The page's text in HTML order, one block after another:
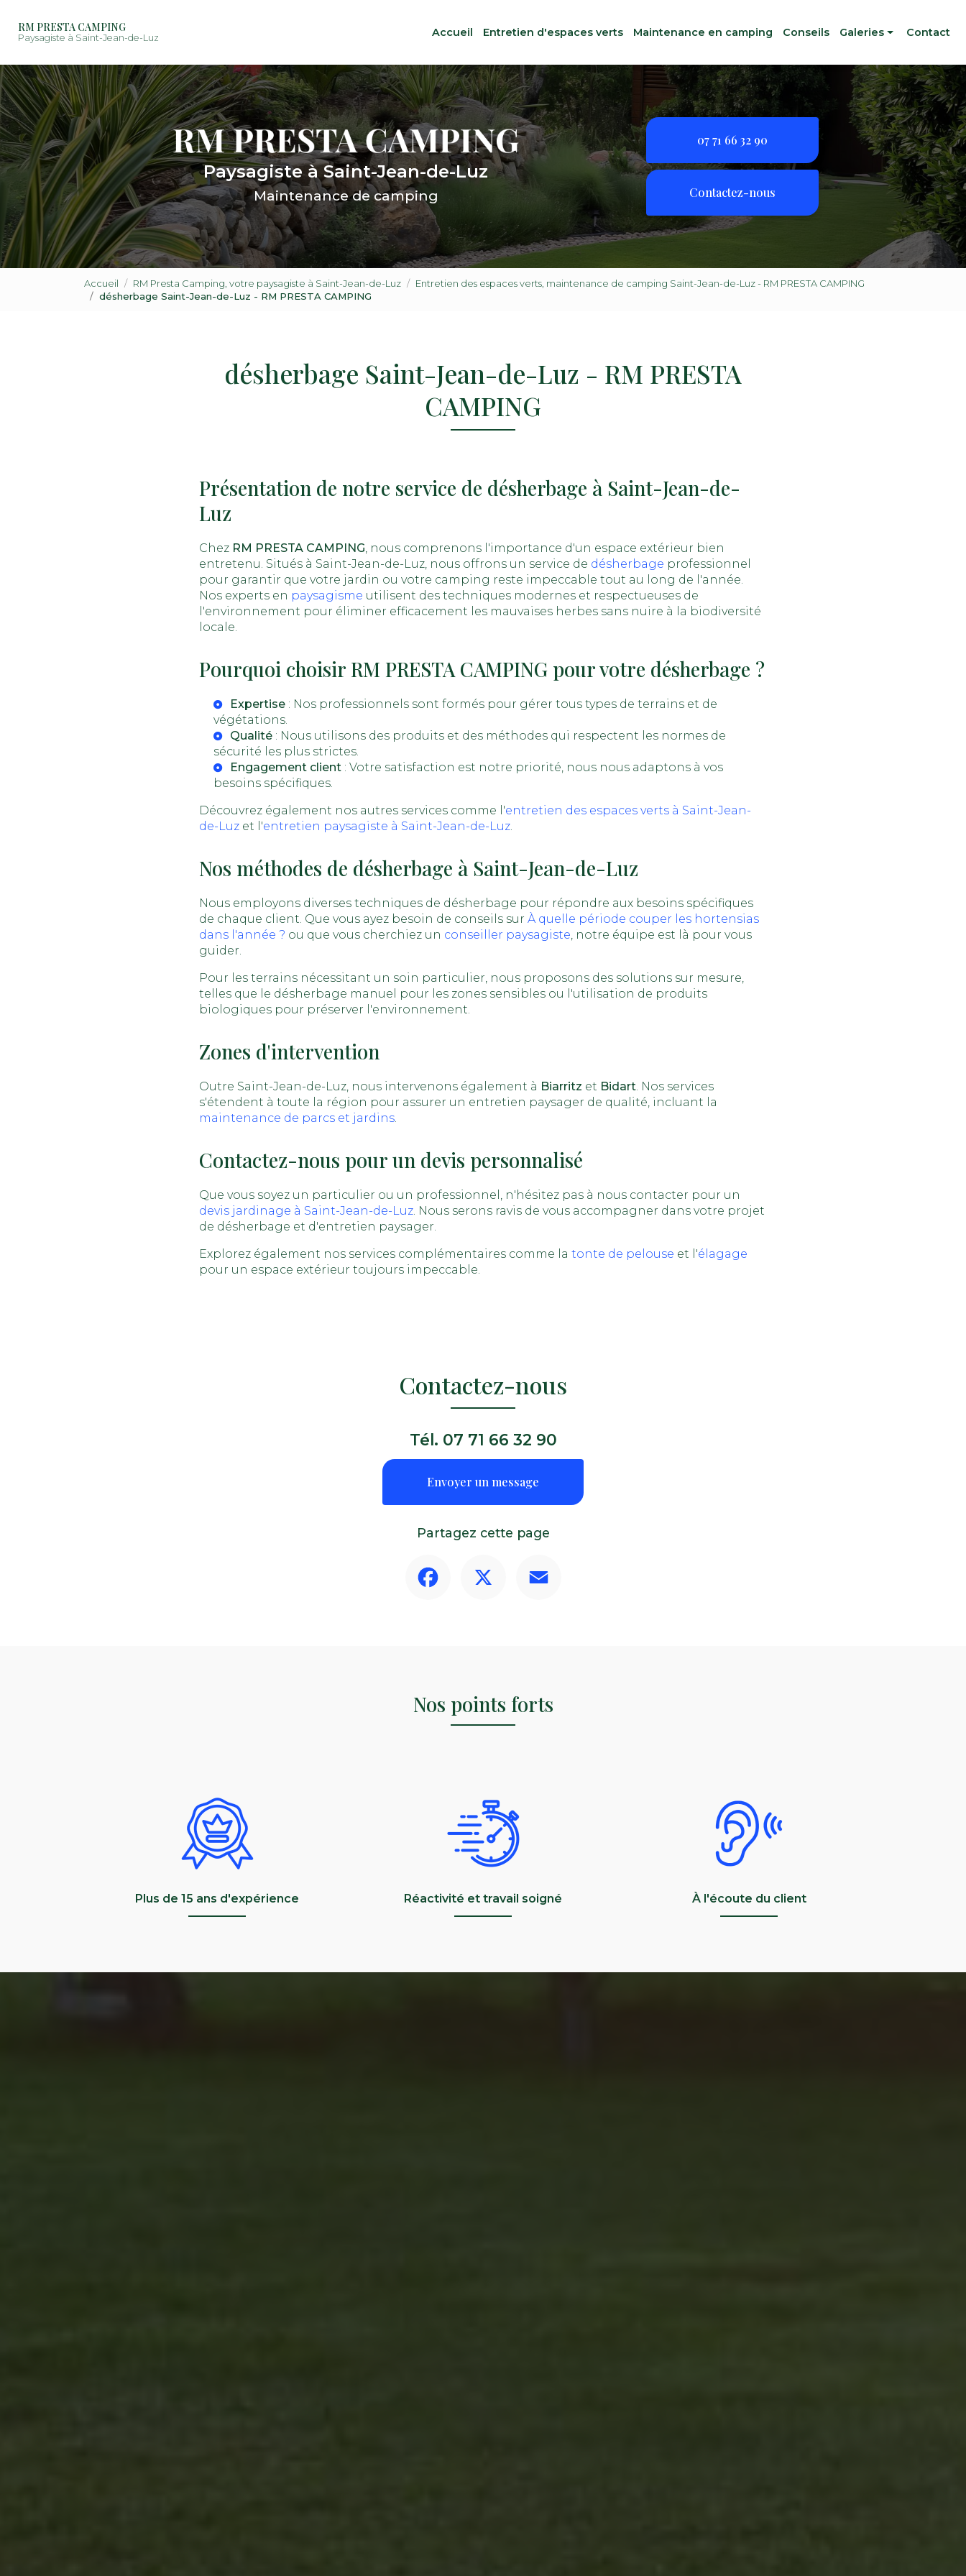
contenu
RM PRESTA CAMPING
Paysagiste à Saint-Jean-de-Luz Accueil Entretien d'espaces verts Maintenance en camping Conseils Galeries
Entretien d'espaces verts
Maintenance en camping
Contact
Paysagiste à Saint-Jean-de-Luz
Maintenance de camping
07 71 66 32 90
Contactez-nous
Accueil RM Presta Camping, votre paysagiste à Saint-Jean-de-Luz
Entretien des espaces verts, maintenance de camping Saint-Jean-de-Luz - RM PRESTA CAMPING
désherbage Saint-Jean-de-Luz - RM PRESTA CAMPING
désherbage Saint-Jean-de-Luz - RM PRESTA
CAMPING
Présentation de notre service de désherbage à Saint-Jean-de-
Luz
Chez RM PRESTA CAMPING, nous comprenons l'importance d'un espace extérieur bien
entretenu. Situés à Saint-Jean-de-Luz, nous offrons un service de désherbage professionnel
pour garantir que votre jardin ou votre camping reste impeccable tout au long de l'année.
Nos experts en paysagisme utilisent des techniques modernes et respectueuses de
l'environnement pour éliminer efficacement les mauvaises herbes sans nuire à la biodiversité
locale.
Pourquoi choisir RM PRESTA CAMPING pour votre désherbage ?
Expertise : Nos professionnels sont formés pour gérer tous types de terrains et de
végétations.
Qualité : Nous utilisons des produits et des méthodes qui respectent les normes de
sécurité les plus strictes.
Engagement client : Votre satisfaction est notre priorité, nous nous adaptons à vos
besoins spécifiques.
Découvrez également nos autres services comme l'entretien des espaces verts à Saint-Jean-
de-Luz et l'entretien paysagiste à Saint-Jean-de-Luz.
Nos méthodes de désherbage à Saint-Jean-de-Luz
Nous employons diverses techniques de désherbage pour répondre aux besoins spécifiques
de chaque client. Que vous ayez besoin de conseils sur À quelle période couper les hortensias
dans l'année ? ou que vous cherchiez un conseiller paysagiste, notre équipe est là pour vous
guider.
Pour les terrains nécessitant un soin particulier, nous proposons des solutions sur mesure,
telles que le désherbage manuel pour les zones sensibles ou l'utilisation de produits
biologiques pour préserver l'environnement.
Zones d'intervention
Outre Saint-Jean-de-Luz, nous intervenons également à Biarritz et Bidart. Nos services
s'étendent à toute la région pour assurer un entretien paysager de qualité, incluant la
maintenance de parcs et jardins.
Contactez-nous pour un devis personnalisé
Que vous soyez un particulier ou un professionnel, n'hésitez pas à nous contacter pour un
devis jardinage à Saint-Jean-de-Luz. Nous serons ravis de vous accompagner dans votre projet
de désherbage et d'entretien paysager.
Explorez également nos services complémentaires comme la tonte de pelouse et l'élagage
pour un espace extérieur toujours impeccable.
Contactez-nous
Tél. 07 71 66 32 90
Envoyer un message
Partagez cette page
Nos points forts
Plus de 15 ans d'expérience Réactivité et travail soigné À l'écoute du client